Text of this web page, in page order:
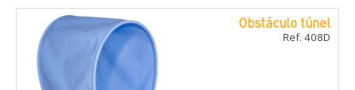
Obstáculo túnel
Ref. 408D